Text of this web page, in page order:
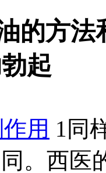
的方
起
用 1同
。西